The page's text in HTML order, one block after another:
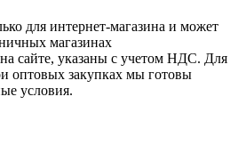
для интернет-магазина и может
магазинах
сайте, указаны с учетом НДС. Для
оптовых закупках мы готовы
условия.